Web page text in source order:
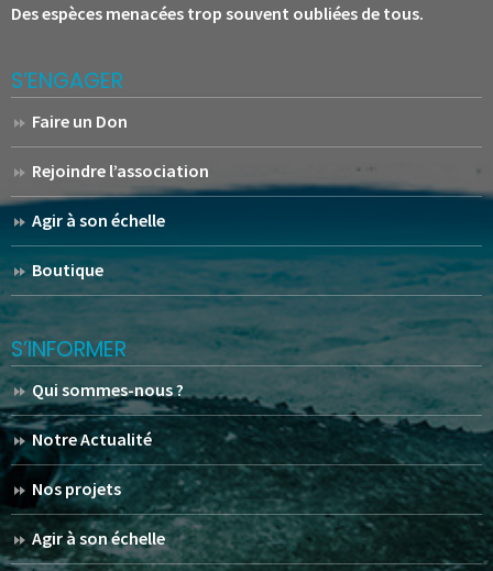
Des espèces menacées trop souvent oubliées de tous.
S’ENGAGER
Faire un Don
Rejoindre l’association
Agir à son échelle
Boutique
S’INFORMER
Qui sommes-nous ?
Notre Actualité
Nos projets
Agir à son échelle